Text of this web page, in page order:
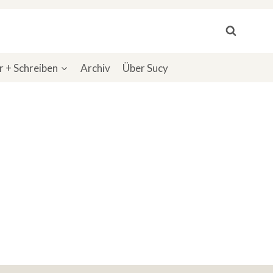
+ Schreiben Archiv Über Sucy